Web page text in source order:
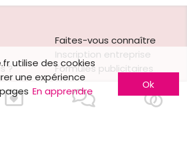
?
Faites-vous connaître
Inscription entreprise
Formules publicitaires
utilise des cookies
une expérience
En apprendre
Ok